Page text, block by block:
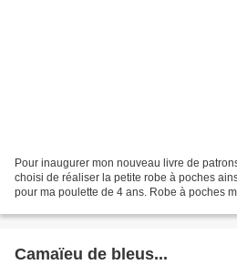
Pour inaugurer mon nouveau livre de
choisi de réaliser la petite robe à poches
pour ma poulette de 4 ans. Robe à poches
Camaïeu de bleus...